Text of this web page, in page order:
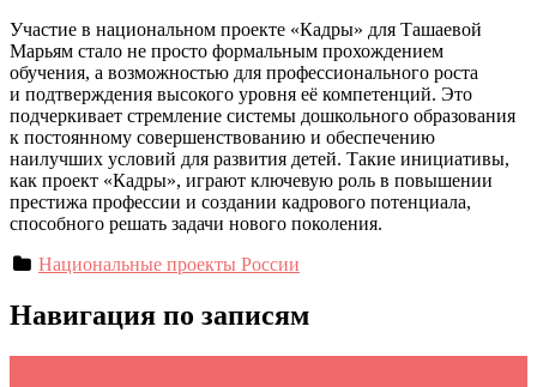
Участие в национальном проекте «Кадры» для Ташаевой
Марьям стало не просто формальным прохождением
обучения, а возможностью для профессионального роста
и подтверждения высокого уровня её компетенций. Это
подчеркивает стремление системы дошкольного образования
к постоянному совершенствованию и обеспечению
наилучших условий для развития детей. Такие инициативы,
как проект «Кадры», играют ключевую роль в повышении
престижа профессии и создании кадрового потенциала,
способного решать задачи нового поколения.
Национальные проекты России
Навигация по записям